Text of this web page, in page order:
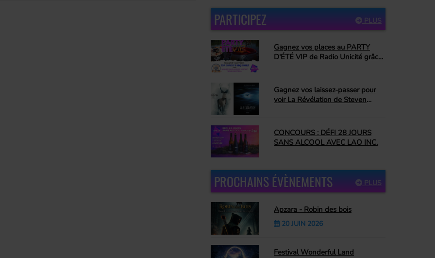
PLUS
PARTICIPEZ
Gagnez vos places au PARTY
D'ÉTÉ VIP de Radio Unicité grâce
Gagnez vos laissez-passer pour
voir La Révélation de Steven
CONCOURS : DÉFI 28 JOURS
SANS ALCOOL AVEC LAO INC.
PLUS
PROCHAINS ÉVÈNEMENTS
Apzara - Robin des bois
20 JUIN 2026
Festival Wonderful Land